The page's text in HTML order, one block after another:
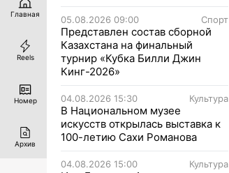
05.08.2026 09:00 Спорт
Представлен состав сборной
Казахстана на финальный
турнир «Кубка Билли Джин
Кинг-2026»
04.08.2026 15:30 Культура
В Национальном музее
искусств открылась выставка к
100-летию Сахи Романова
04.08.2026 15:00 Культура
Главная
Reels
Номер
Архив